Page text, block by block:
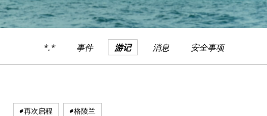
*.* 事件 游记 消息 安全事项
#再次启程 #格陵兰